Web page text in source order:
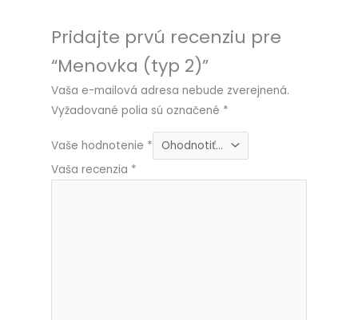
Pridajte prvú recenziu pre
“Menovka (typ 2)”
Vaša e-mailová adresa nebude zverejnená.
Vyžadované polia sú označené *
Vaše hodnotenie *
Vaša recenzia *